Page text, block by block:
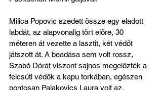
Milica Popovic szedett össze egy eladott
labdát, az alapvonalig tört előre, 30
méteren át vezette a lasztit, két védőt
játszott át. A beadása sem volt rossz,
Szabó Dórát viszont sajnos megelőzték a
felcsúti védők a kapu torkában, egészen
pontosan Palakovics Laura volt az.